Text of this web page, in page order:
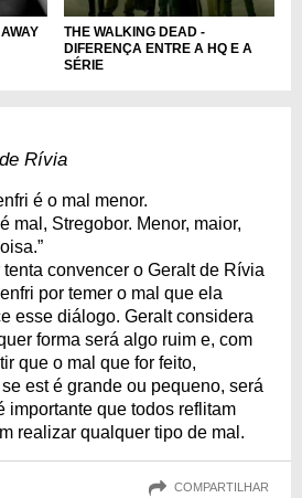
THE WALKING DEAD -
DIFERENÇA ENTRE A HQ E A
SÉRIE
Rívia
é o mal menor.
mal, Stregobor. Menor, maior,
convencer o Geralt de Rívia
por temer o mal que ela
esse diálogo. Geralt considera
forma será algo ruim e, com
que o mal que for feito,
est é grande ou pequeno, será
importante que todos reflitam
realizar qualquer tipo de mal.
COMPARTILHAR